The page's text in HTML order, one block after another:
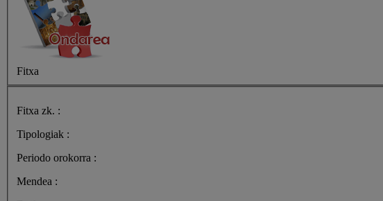
Fitxa
Fitxa zk. :
Tipologiak :
Periodo orokorra :
Mendea :